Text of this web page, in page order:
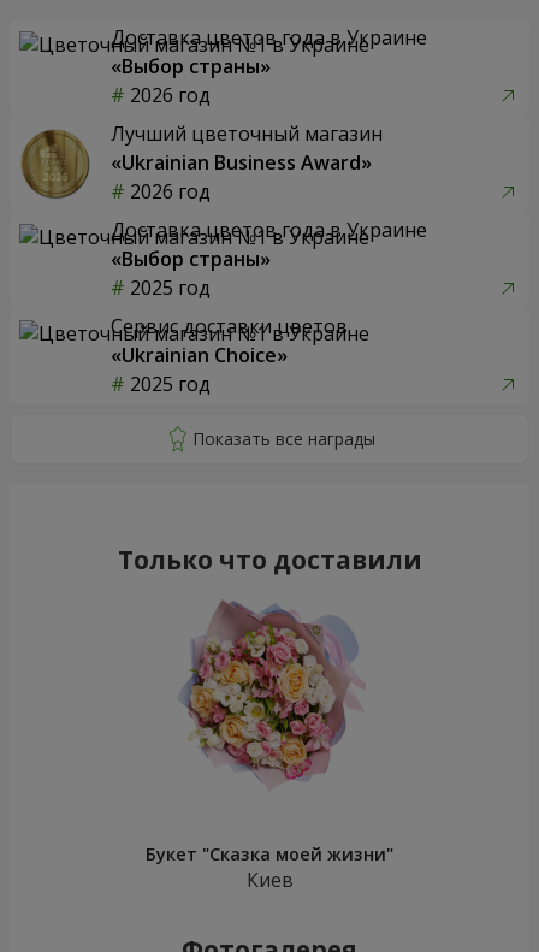
Доставка цветов года в Украине
«Выбор страны»
2026 год
Лучший цветочный магазин
«Ukrainian Business Award»
2026 год
Доставка цветов года в Украине
«Выбор страны»
2025 год
Сервис доставки цветов
«Ukrainian Choice»
2025 год
Только что доставили
Букет "Сказка моей жизни"
Киев